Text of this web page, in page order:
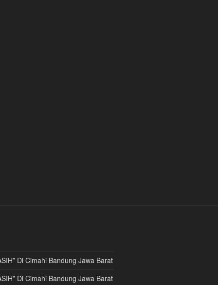
Di Cimahi Bandung Jawa Barat
Di Cimahi Bandung Jawa Barat